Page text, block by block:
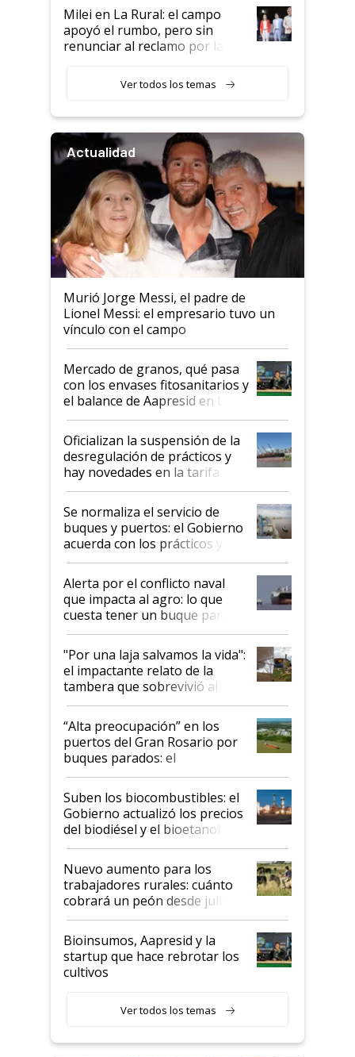
Milei en La Rural: el campo
apoyó el rumbo, pero sin
renunciar al reclamo por las
Ver todos los temas
Actualidad
Murió Jorge Messi, el padre de
Lionel Messi: el empresario tuvo un
vínculo con el campo
Mercado de granos, qué pasa
con los envases fitosanitarios y
el balance de Aapresid en La
Posta
Oficializan la suspensión de la
desregulación de prácticos y
hay novedades en la tarifa de
la hidrovía
Se normaliza el servicio de
buques y puertos: el Gobierno
acuerda con los prácticos y
suspende el decreto de
desregulación
Alerta por el conflicto naval
que impacta al agro: lo que
cuesta tener un buque parado
y el peligro de que Argentina
pase a ser "país sucio"
"Por una laja salvamos la vida":
el impactante relato de la
tambera que sobrevivió al
tornado
“Alta preocupación” en los
puertos del Gran Rosario por
buques parados: el
funcionamiento de las
exportadoras en tensión tras
la medida de fuerza de los
prácticos
Suben los biocombustibles: el
Gobierno actualizó los precios
del biodiésel y el bioetanol
Nuevo aumento para los
trabajadores rurales: cuánto
cobrará un peón desde julio
Bioinsumos, Aapresid y la
startup que hace rebrotar los
cultivos
Ver todos los temas